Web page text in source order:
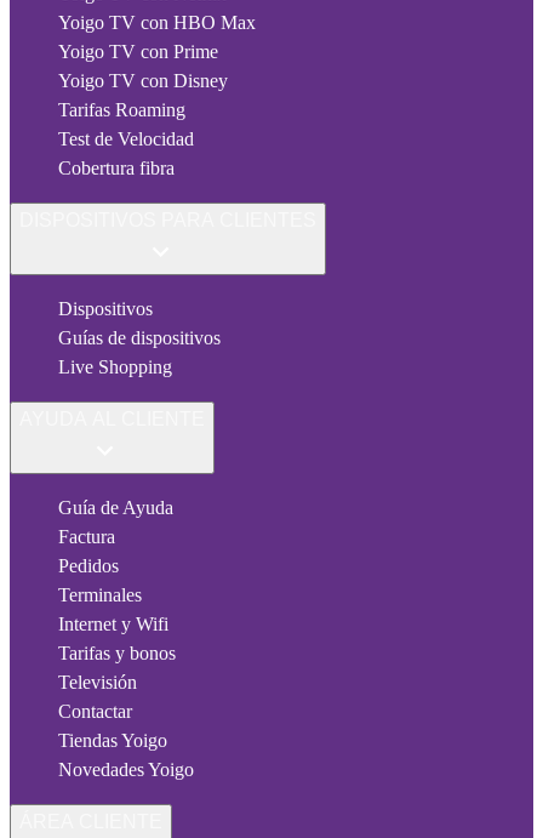
Yoigo TV con HBO Max
Yoigo TV con Prime
Yoigo TV con Disney
Tarifas Roaming
Test de Velocidad
Cobertura fibra
Dispositivos
Guías de dispositivos
Live Shopping
Guía de Ayuda
Factura
Pedidos
Terminales
Internet y Wifi
Tarifas y bonos
Televisión
Contactar
Tiendas Yoigo
Novedades Yoigo